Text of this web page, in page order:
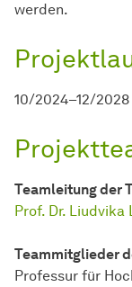
werden.
10/2024–12/2028
Teamleitung der
Prof. Dr. Liudvika
Teammitglieder
Professur für